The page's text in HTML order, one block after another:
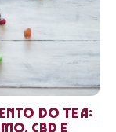
do TEA:
CBD e